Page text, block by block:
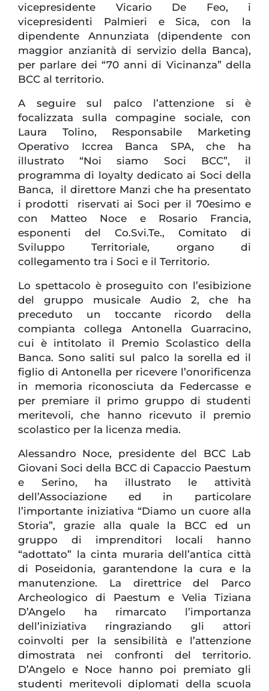
vicepresidente Vicario De Feo, i
vicepresidenti Palmieri e Sica, con la
dipendente Annunziata (dipendente con
maggior anzianità di servizio della Banca),
per parlare dei “70 anni di Vicinanza” della
BCC al territorio.
A seguire sul palco l’attenzione si è
focalizzata sulla compagine sociale, con
Laura Tolino, Responsabile Marketing
Operativo Iccrea Banca SPA, che ha
illustrato “Noi siamo Soci BCC”, il
programma di loyalty dedicato ai Soci della
Banca, il direttore Manzi che ha presentato
i prodotti riservati ai Soci per il 70esimo e
con Matteo Noce e Rosario Francia,
esponenti del Co.Svi.Te., Comitato di
Sviluppo Territoriale, organo di
collegamento tra i Soci e il Territorio.
Lo spettacolo è proseguito con l’esibizione
del gruppo musicale Audio 2, che ha
preceduto un toccante ricordo della
compianta collega Antonella Guarracino,
cui è intitolato il Premio Scolastico della
Banca. Sono saliti sul palco la sorella ed il
figlio di Antonella per ricevere l’onorificenza
in memoria riconosciuta da Federcasse e
per premiare il primo gruppo di studenti
meritevoli, che hanno ricevuto il premio
scolastico per la licenza media.
Alessandro Noce, presidente del BCC Lab
Giovani Soci della BCC di Capaccio Paestum
e Serino, ha illustrato le attività
dell’Associazione ed in particolare
l’importante iniziativa “Diamo un cuore alla
Storia”, grazie alla quale la BCC ed un
gruppo di imprenditori locali hanno
“adottato” la cinta muraria dell’antica città
di Poseidonia, garantendone la cura e la
manutenzione. La direttrice del Parco
Archeologico di Paestum e Velia Tiziana
D’Angelo ha rimarcato l’importanza
dell’iniziativa ringraziando gli attori
coinvolti per la sensibilità e l’attenzione
dimostrata nei confronti del territorio.
D’Angelo e Noce hanno poi premiato gli
studenti meritevoli diplomati della scuola